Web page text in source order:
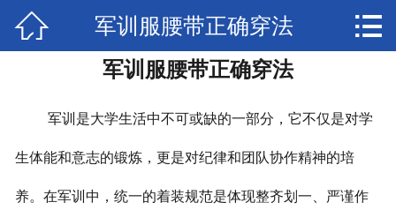
 网站首页
联系我们
荣誉资质
厂房实景
公司简介
 军训服腰带正确穿法 
军训服腰带正确穿法
军训是大学生活中不可或缺的一部分，它不仅是对学
生体能和意志的锻炼，更是对纪律和团队协作精神的培
养。在军训中，统一的着装规范是体现整齐划一、严谨作